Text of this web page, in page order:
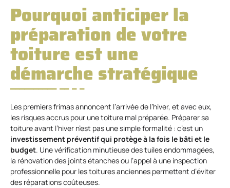
Pourquoi anticiper la
préparation de votre
toiture est une
démarche stratégique
Les premiers frimas annoncent l’arrivée de l’hiver, et avec eux,
les risques accrus pour une toiture mal préparée. Préparer sa
toiture avant l’hiver n’est pas une simple formalité : c’est un
investissement préventif qui protège à la fois le bâti et le
budget. Une vérification minutieuse des tuiles endommagées,
la rénovation des joints étanches ou l’appel à une inspection
professionnelle pour les toitures anciennes permettent d’éviter
des réparations coûteuses.